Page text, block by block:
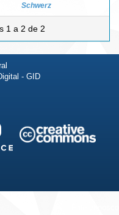
Schwerz
1 a 2 de 2
- GID